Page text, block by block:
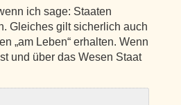
ich sage: Staaten
Gleiches gilt sicherlich auch
„am Leben“ erhalten. Wenn
und über das Wesen Staat